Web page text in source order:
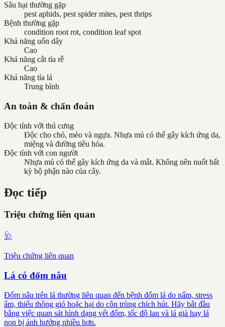
Sâu hại thường gặp
pest aphids, pest spider mites, pest thrips
Bệnh thường gặp
condition root rot, condition leaf spot
Khả năng uốn dây
Cao
Khả năng cắt tỉa rễ
Cao
Khả năng tỉa lá
Trung bình
An toàn & chẩn đoán
Độc tính với thú cưng
Độc cho chó, mèo và ngựa. Nhựa mủ có thể gây kích ứng da,
miệng và đường tiêu hóa.
Độc tính với con người
Nhựa mủ có thể gây kích ứng da và mắt. Không nên nuốt bất
kỳ bộ phận nào của cây.
Đọc tiếp
Triệu chứng liên quan
🩺
Triệu chứng liên quan
Lá có đốm nâu
Đốm nâu trên lá thường liên quan đến bệnh đốm lá do nấm, stress
ẩm, thiếu thông gió hoặc hại do côn trùng chích hút. Hãy bắt đầu
bằng việc quan sát hình dạng vết đốm, tốc độ lan và lá già hay lá
non bị ảnh hưởng nhiều hơn.